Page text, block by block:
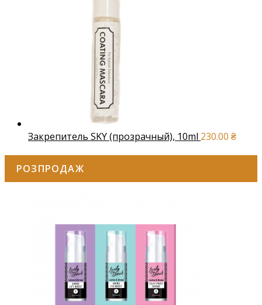
Закрепитель SKY (прозрачный), 10ml 230.00 ₴
РОЗПРОДАЖ